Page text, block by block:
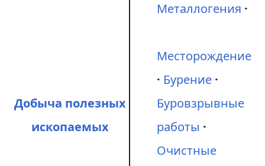
Металлогения
Добыча полезных
ископаемых
Месторождение
Бурение
Буровзрывные
работы
Очистные